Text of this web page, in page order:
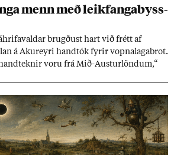
menn með leik­fanga­byss­
brugð­ust hart við frétt af
á Ak­ur­eyri hand­tók fyr­ir vopna­laga­brot.
voru frá Mið-Aust­ur­lönd­um,“